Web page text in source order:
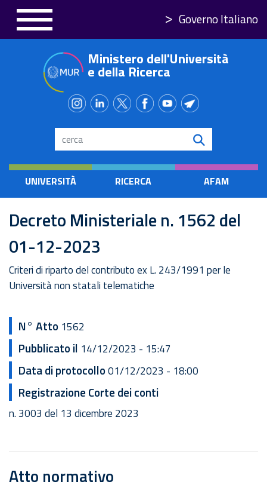
principale
Governo Italiano
Ministero dell'Università
e della Ricerca
Search
UNIVERSITÀ RICERCA AFAM
Decreto Ministeriale n. 1562 del
01-12-2023
Criteri di riparto del contributo ex L. 243/1991 per le
Università non statali telematiche
N° Atto 1562
Pubblicato il 14/12/2023 - 15:47
Data di protocollo01/12/2023 - 18:00
Registrazione Corte dei conti
n. 3003 del 13 dicembre 2023
Atto normativo